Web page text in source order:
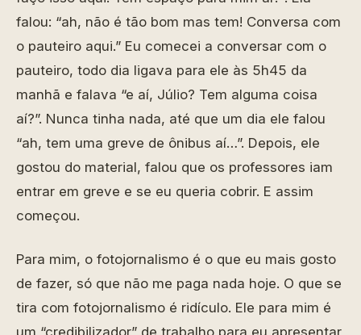
falou: “ah, não é tão bom mas tem! Conversa com
o pauteiro aqui.” Eu comecei a conversar com o
pauteiro, todo dia ligava para ele às 5h45 da
manhã e falava “e aí, Júlio? Tem alguma coisa
aí?”. Nunca tinha nada, até que um dia ele falou
“ah, tem uma greve de ônibus aí…”. Depois, ele
gostou do material, falou que os professores iam
entrar em greve e se eu queria cobrir. E assim
começou.
Para mim, o fotojornalismo é o que eu mais gosto
de fazer, só que não me paga nada hoje. O que se
tira com fotojornalismo é ridículo. Ele para mim é
um “credibilizador” de trabalho para eu apresentar